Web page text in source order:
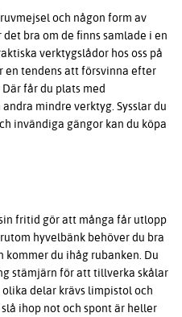
och någon form av
bra om de finns samlade i en
verktygslådor hos oss på
en tendens att försvinna efter
får du plats med
mindre verktyg. Sysslar du
invändiga gängor kan du köpa
fritid gör att många får utlopp
hyvelbänk behöver du bra
kommer du ihåg rubanken. Du
stämjärn för att tillverka skålar
delar krävs limpistol och
ihop not och spont är heller